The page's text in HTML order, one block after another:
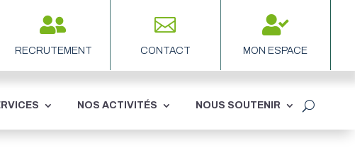

RECRUTEMENT

CONTACT

MON ESPACE
NOS ACTIVITÉS NOUS SOUTENIR